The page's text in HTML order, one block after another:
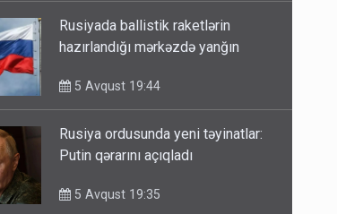
Rusiyada ballistik raketlərin
Rusiya ordusunda yeni təyinatlar: